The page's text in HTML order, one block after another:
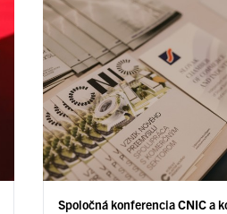
Spoločná konferencia CNIC a